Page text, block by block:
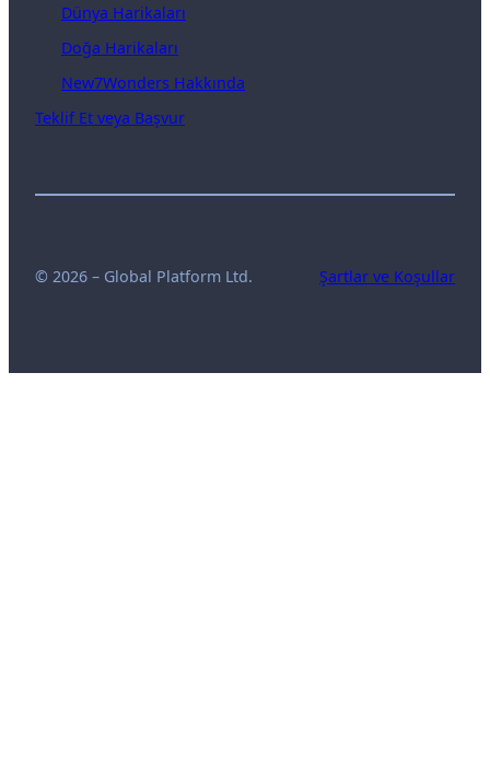
Dünya Harikaları
Doğa Harikaları
New7Wonders Hakkında
Teklif Et veya Başvur
© 2026 – Global Platform Ltd. Şartlar ve Koşullar